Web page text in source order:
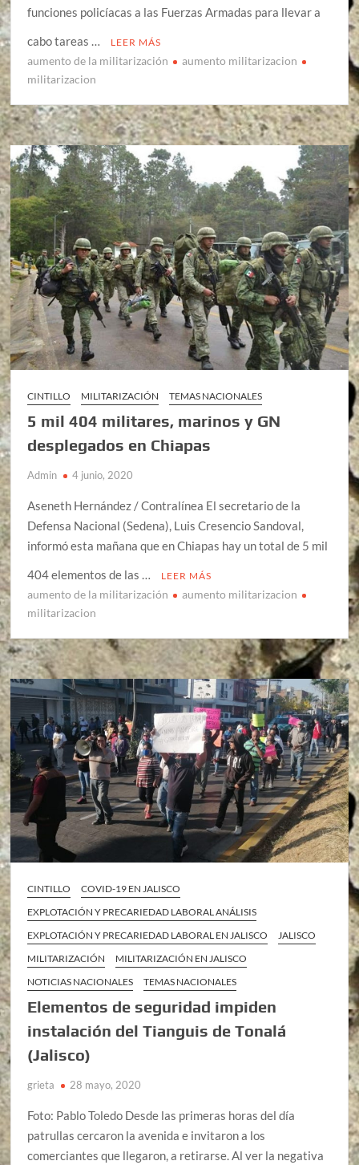
funciones policíacas a las Fuerzas Armadas para llevar a
cabo tareas …
LEER MÁS
aumento de la militarización
aumento militarizacion
militarizacion
CINTILLO MILITARIZACIÓN TEMAS NACIONALES
5 mil 404 militares, marinos y GN
desplegados en Chiapas
Admin 4 junio, 2020
Aseneth Hernández / Contralínea El secretario de la
Defensa Nacional (Sedena), Luis Cresencio Sandoval,
informó esta mañana que en Chiapas hay un total de 5 mil
404 elementos de las …
LEER MÁS
aumento de la militarización
aumento militarizacion
militarizacion
CINTILLO
COVID-19 EN JALISCO
EXPLOTACIÓN Y PRECARIEDAD LABORAL ANÁLISIS
EXPLOTACIÓN Y PRECARIEDAD LABORAL EN JALISCO
JALISCO
MILITARIZACIÓN
MILITARIZACIÓN EN JALISCO
NOTICIAS NACIONALES
TEMAS NACIONALES
Elementos de seguridad impiden
instalación del Tianguis de Tonalá
(Jalisco)
grieta 28 mayo, 2020
Foto: Pablo Toledo Desde las primeras horas del día
patrullas cercaron la avenida e invitaron a los
comerciantes que llegaron, a retirarse. Al ver la negativa